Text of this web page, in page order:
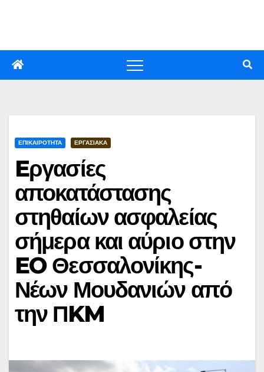
ΕΠΙΚΑΙΡΟΤΗΤΑ ΕΡΓΑΣΙΑΚΑ
Eργασίες
αποκατάστασης
στηθαίων ασφαλείας
σήμερα και αύριο στην
EO Θεσσαλονίκης-
Νέων Μουδανιών από
την ΠKM